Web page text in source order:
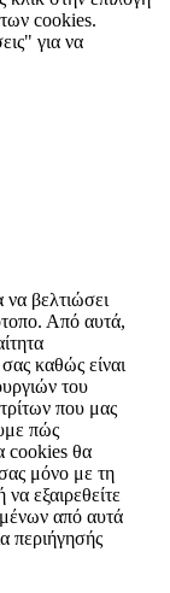
cookies.
για να
να βελτιώσει
Από αυτά,
καθώς είναι
του
που μας
πώς
cookies θα
μόνο με τη
εξαιρεθείτε
από αυτά
περιήγησής